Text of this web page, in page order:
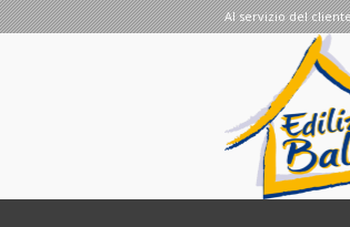
Al servizio del